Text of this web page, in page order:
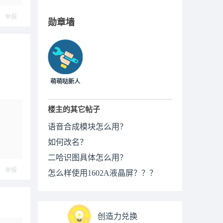
举报
举报
勋章墙
萌萌哒新人
楼主的其它帖子
语音合成模块怎么用？
如何改名？
二哈识图具体怎么用？
怎么样使用1602A液晶屏？？？
创造力兑换